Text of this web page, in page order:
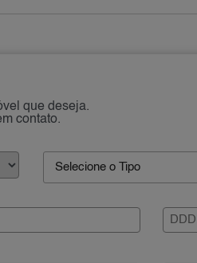
que deseja.
contato.
Selecione o Tipo